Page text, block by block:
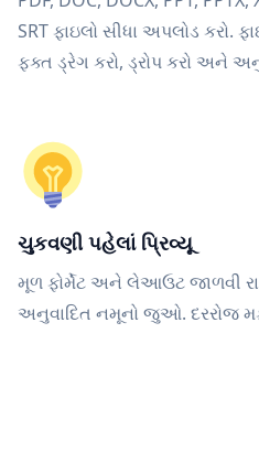
SRT ફાઇલો સીધા અપલોડ
ફક્ત ડ્રેગ કરો, ડ્રોપ કરો અને
ચુકવણી પહેલાં પ્રિવ્યૂ
મૂળ ફોર્મેટ અને લેઆઉટ જાળવી
અનુવાદિત નમૂનો જુઓ. દરરોજ